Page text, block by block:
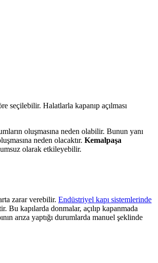
seçilebilir. Halatlarla kapanıp açılması
oluşmasına neden olabilir. Bunun yanı
neden olacaktır. Kemalpaşa
olarak etkileyebilir.
zarar verebilir. Endüstriyel kapı sistemlerinde
Bu kapılarda donmalar, açılıp kapanmada
arıza yaptığı durumlarda manuel şeklinde